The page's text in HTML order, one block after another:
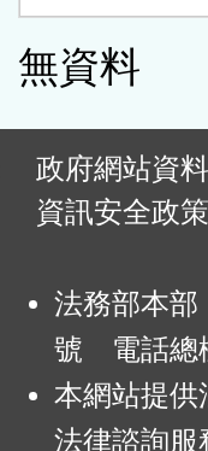
無資料
政府網站資
資訊安全政策
法務部本部
號 電話總
本網站提供
法律諮詢服